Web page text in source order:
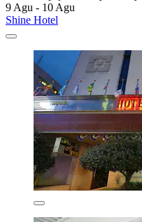
9 Agu - 10 Agu
Shine Hotel